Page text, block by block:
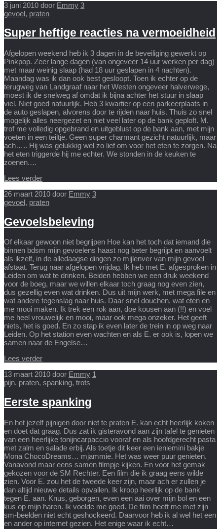
3 juni 2010 door Emmy 3
gevoel, praten
Super heftige reacties na vermoeidheid
Afgelopen weekend heb ik 3 dagen in de beveiliging gewerkt op
Pinkpop. Zeer lange dagen (van ongeveer 14 uur werken per dag)
met maar weinig slaap (had 18 uur geslapen in 4 nachten).
Maandag was ik dan ook best gesloopt. Toen ik echter op de
terugweg van Landgraaf naar het Westen ongeveer halverwege,
moest ik de snelweg af omdat ik bijna achter het stuur in slaap
viel. Niet goed natuurlijk. Heb 3 kwartier op een parkeerplaats in
de auto geslapen, alvorens door te rijden naar huis. Thuis zo snel
mogelijk alles neergezet en niet veel later op de bank geploft. M.
trof me volledig opgebrand en uitgeblust op de bank aan, met mijn
voeten in een teiltje. Geen super charmant gezicht natuurlijk, maar
ach….. Hij was gelukkig wel zo lief om voor het eten te zorgen. Na
het eten triggerde hij me echter. We stonden in de keuken te
zoenen.…
Lees verder
26 maart 2010 door Emmy 3
gevoel, praten
Gevoelsbeleving
Of elkaar gewoon niet begrijpen Hoe kan het toch dat iemand die
binnen bdsm mijn gevoelens haast nog beter begrijpt en aanvoelt
als ikzelf, in de alledaagse dingen zo mijlenver van mijn gevoel
afstaat. Terug naar afgelopen vrijdag. Ik heb met E. afgesproken in
Leiden om wat te drinken. Beiden hebben we een druk weekend
voor de boeg, maar we willen elkaar toch graag nog even zien,
dus gezellig even wat drinken. Dus uit mijn werk, met mega file en
wat andere tegenslag naar huis. Daar snel douchen, wat eten en
me mooi maken. Ik trek een rok aan, doe kousen aan (!!) en voel
me heel vrouwelijk en mooi, maar ook mega onzeker. Het geeft
niets, het is goed. En zo stap ik even later de trein in op weg naar
Leiden. Op het station even wachten en als E. er ook is, lopen we
samen naar de Engelse…
Lees verder
13 maart 2010 door Emmy 1
pijn, praten, spanking, trots
Eerste spanking
En het jezelf pijnigen door niet te praten E. kan echt heerlijk koken
en doet dat graag. Dus zat ik gisteravond aan zijn tafel te genieten
van een heerlijke tonijncarpaccio vooraf en als hoofdgerecht pasta
met zalm en salade erbij. Als toetje dit keer een ieniemini bakje
Mona ChocoDreams… mjammie. Het was weer puur genieten.
Vanavond maar eens samen filmpje kijken. En voor het gemak
gekozen voor de SM Rechter. Een film die ik graag eens wilde
zien. Voor E. zou het de tweede keer zijn, maar ach er zullen je
dan altijd nieuwe details opvallen. Ik kroop heerlijk op de bank
tegen E. aan. Knus, geborgen, even een aai over mijn bol en een
kus op mijn haren. Ik voelde me goed. De film heeft me met zijn
sm-beelden niet echt geshockeerd. Daarvoor heb ik al wel het een
en ander op internet gezien. Het enige waar ik echt…